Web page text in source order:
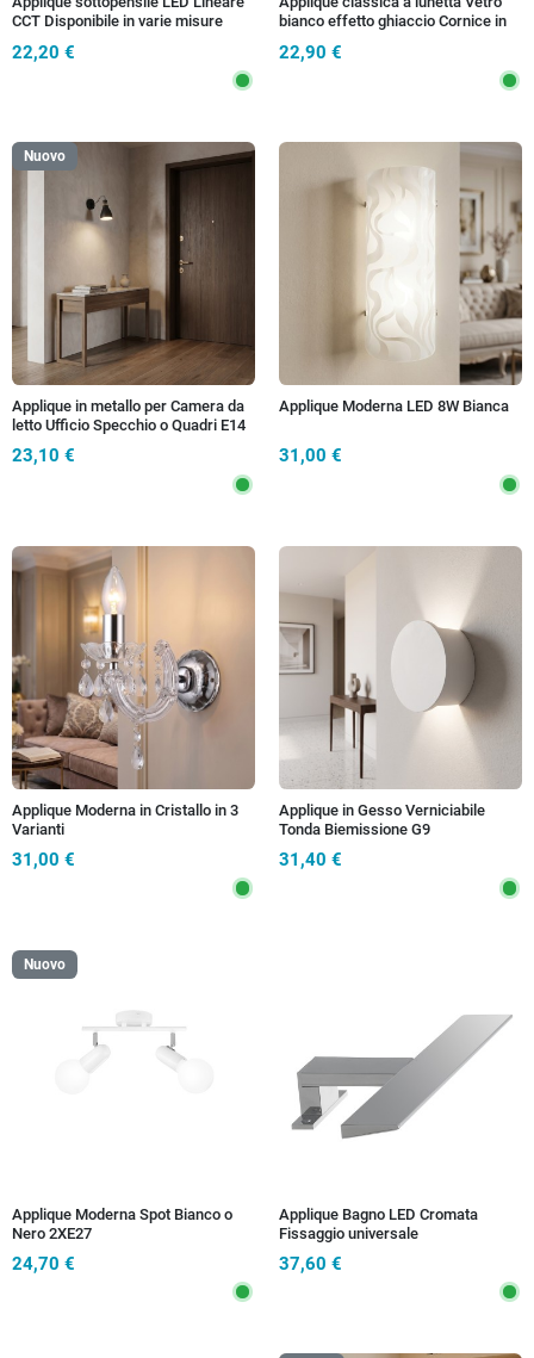
CCT Disponibile in varie misure
22,20 €
bianco effetto ghiaccio Cornice in
22,90 €
Nuovo
Applique in metallo per Camera da
letto Ufficio Specchio o Quadri E14
in 3 varianti
23,10 €
Applique Moderna LED 8W Bianca
31,00 €
Applique Moderna in Cristallo in 3
Varianti
31,00 €
Applique in Gesso Verniciabile
Tonda Biemissione G9
31,40 €
Nuovo
Applique Moderna Spot Bianco o
Nero 2XE27
24,70 €
Applique Bagno LED Cromata
Fissaggio universale
37,60 €